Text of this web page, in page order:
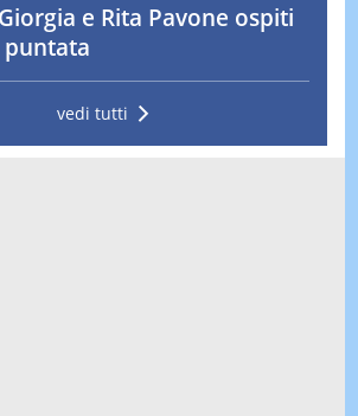
Giorgia e Rita Pavone ospiti
vedi tutti